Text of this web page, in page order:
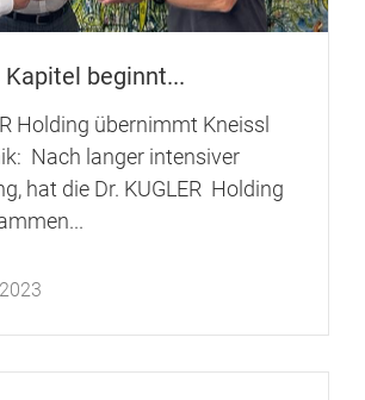
Kapitel beginnt...
Holding übernimmt Kneissl
Nach langer intensiver
hat die Dr. KUGLER Holding